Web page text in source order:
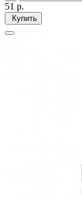
51 р.
Купить